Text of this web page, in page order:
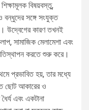
বিষয়বস্তু,
বন্ধুদের সঙ্গে সংযুক্ত
উদ্বেগের কারণ তখনই
সামাজিক মেলামেশা এবং
করতে শুরু করে।
প্রভাবিত হয়, তার মধ্যে
ছোট আকারের ও
এবং একটানা